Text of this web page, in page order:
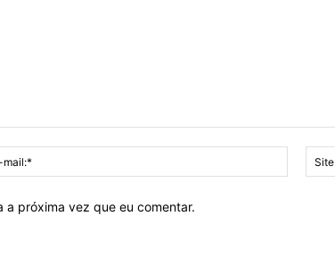
mail:*
a próxima vez que eu comentar.